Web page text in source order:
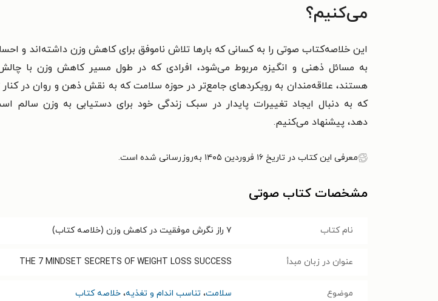
می‌کنیم؟
این خلاصه‌کتاب صوتی را بهکسانی که بارها تلاش ناموفق برای کاهش وزن داشته‌اند و
به مسائل ذهنی و انگیزه مربوط می‌شود، افرادی که در طول مسیر کاهش وزن با
هستند، علاقه‌مندان به رویکردهای جامع‌تر در حوزه سلامت که به نقش ذهن و روان در کنار
که به دنبال ایجاد تغییرات پایدار در سبک زندگی خود برای دستیابی به وزن
دهد، پیشنهاد می‌کنیم.
معرفی این کتاب در تاریخ ۱۶ فروردین ۱۴۰۵ به‌روزرسانی شده است.
مشخصات کتاب صوتی
نام کتاب ۷ راز نگرش موفقیت در کاهش وزن (خلاصه کتاب)
عنوان در زبان مبدأ THE 7 MINDSET SECRETS OF WEIGHT LOSS SUCCESS
موضوع سلامت، تناسب اندام و تغذیه، خلاصه کتاب